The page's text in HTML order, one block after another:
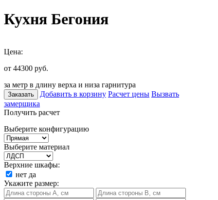
Кухня Бегония
Цена:
от 44300 руб.
за метр в длину верха и низа гарнитура
Заказать Добавить в корзину Расчет цены Вызвать
замерщика
Получить расчет
Выберите конфигурацию
Выберите материал
Верхние шкафы:
нет да
Укажите размер: